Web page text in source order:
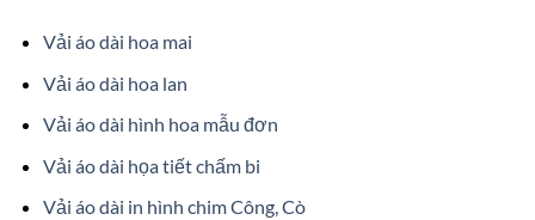
Vải áo dài hoa mai
Vải áo dài hoa lan
Vải áo dài hình hoa mẫu đơn
Vải áo dài họa tiết chấm bi
Vải áo dài in hình chim Công, Cò